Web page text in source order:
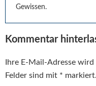
Gewissen.
Kommentar
Ihre E-Mail-Adresse
Felder sind mit * markiert.